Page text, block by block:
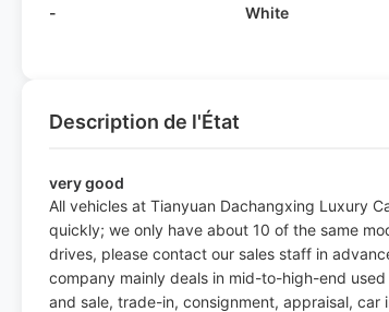
-
White
Description de l'État
very good
All vehicles at Tianyuan Dachangxing Luxury
quickly; we only have about 10 of the same
drives, please contact our sales staff in
company mainly deals in mid-to-high-end
and sale, trade-in, consignment, appraisal, car